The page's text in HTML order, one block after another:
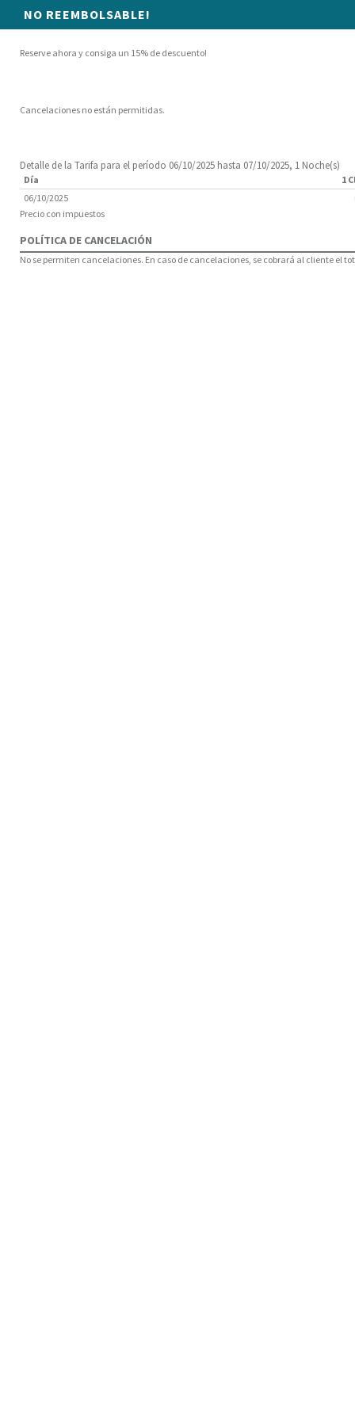
NO REEMBOLSABLE!
Reserve ahora y consiga un 15% de descuento!
Cancelaciones no están permitidas.
Detalle de la Tarifa para el período 06/10/2025 hasta 07/10/2025, 1 Noche(s)
Día
1
06/10/2025
Precio con impuestos
POLÍTICA DE CANCELACIÓN
No se permiten cancelaciones. En caso de cancelaciones, se cobrará al cliente el